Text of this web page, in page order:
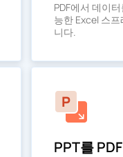
PDF에서 데이
능한 Excel 스
니다.
PPT를